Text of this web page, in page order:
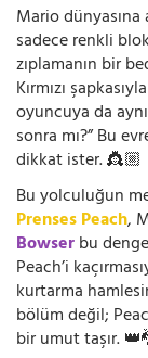
Mario
sadece renkli
zıplamanın bir
Kırmızı
oyuncuya da
sonra mı?” Bu
dikkat ister. 👸🏼
Bu yolculuğun
Prenses Peach,
Bowserbu
Peach’i
kurtarma
bölüm değil;
bir umut taşır.